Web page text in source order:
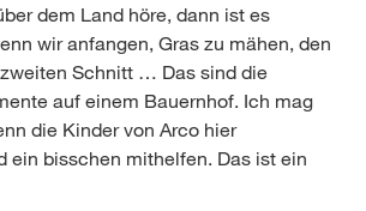
dem Land höre, dann ist es
wir anfangen, Gras zu mähen, den
Schnitt … Das sind die
auf einem Bauernhof. Ich mag
die Kinder von Arco hier
ein bisschen mithelfen. Das ist ein